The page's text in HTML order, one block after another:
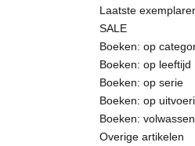
Laatste
SALE
Boeken: op
Boeken: op leeftijd
Boeken: op serie
Boeken: op
Boeken:
Overige artikelen